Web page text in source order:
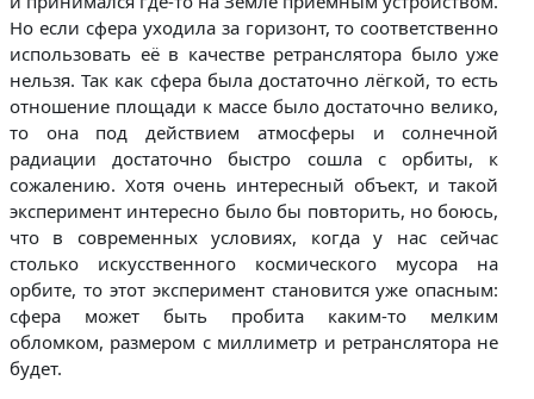
Но если сфера уходила за горизонт, то соответственно
использовать её в качестве ретранслятора было уже
нельзя. Так как сфера была достаточно лёгкой, то есть
отношение площади к массе было достаточно велико,
то она под действием атмосферы и солнечной
радиации достаточно быстро сошла с орбиты, к
сожалению. Хотя очень интересный объект, и такой
эксперимент интересно было бы повторить, но боюсь,
что в современных условиях, когда у нас сейчас
столько искусственного космического мусора на
орбите, то этот эксперимент становится уже опасным:
сфера может быть пробита каким-то мелким
обломком, размером с миллиметр и ретранслятора не
будет.